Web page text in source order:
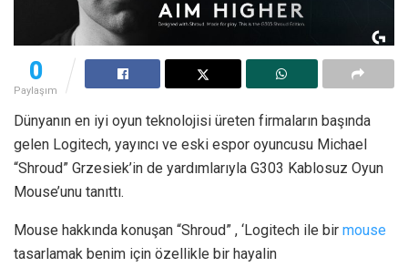
0
Paylaşım
Dünyanın en iyi oyun teknolojisi üreten firmaların başında
gelen Logitech, yayıncı ve eski espor oyuncusu Michael
“Shroud” Grzesiek’in de yardımlarıyla G303 Kablosuz Oyun
Mouse’unu tanıttı.
Mouse hakkında konuşan “Shroud” , ‘Logitech ile bir mouse
tasarlamak benim için özellikle bir hayalin